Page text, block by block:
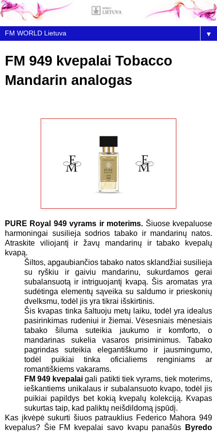
▼
FM 949 kvepalai Tobacco
Mandarin analogas
PURE Royal 949 vyrams ir moterims. Šiuose kvepaluose
harmoningai susilieja sodrios tabako ir mandarinų natos.
Atraskite viliojantį ir žavų mandarinų ir tabako kvepalų
kvapą.
Šiltos, apgaubiančios tabako natos sklandžiai susilieja
su ryškiu ir gaiviu mandarinu, sukurdamos gerai
subalansuotą ir intriguojantį kvapą. Šis aromatas yra
sudėtinga elementų sąveika su saldumo ir prieskonių
dvelksmu, todėl jis yra tikrai išskirtinis.
Šis kvapas tinka šaltuoju metų laiku, todėl yra idealus
pasirinkimas rudeniui ir žiemai. Vėsesniais mėnesiais
tabako šiluma suteikia jaukumo ir komforto, o
mandarinas sukelia vasaros prisiminimus. Tabako
pagrindas suteikia elegantiškumo ir jausmingumo,
todėl puikiai tinka oficialiems renginiams ar
romantiškiems vakarams.
FM 949 kvepalai gali patikti tiek vyrams, tiek moterims,
ieškantiems unikalaus ir subalansuoto kvapo, todėl jis
puikiai papildys bet kokią kvepalų kolekciją. Kvapas
sukurtas taip, kad paliktų neišdildomą įspūdį.
Kas įkvėpė sukurti šiuos patrauklius Federico Mahora 949
kvepalus? Šie FM kvepalai savo kvapu panašūs
Byredo